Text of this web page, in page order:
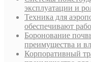
эксплуатации и
Техника для
обеспечивают
Боронование
преимущества и
Корпоративный